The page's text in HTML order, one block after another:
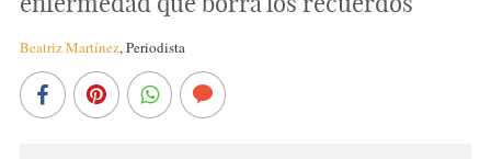
Beatriz Martínez,Periodista